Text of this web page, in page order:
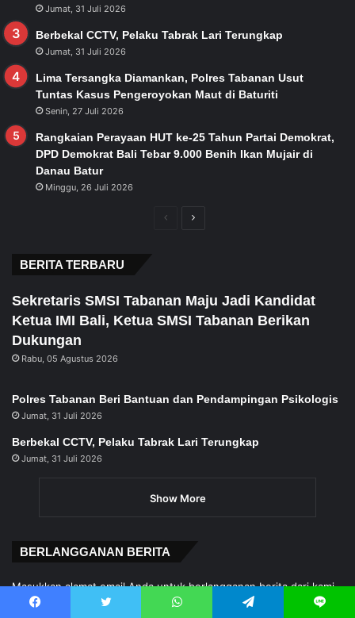
Jumat, 31 Juli 2026
Berbekal CCTV, Pelaku Tabrak Lari Terungkap
Jumat, 31 Juli 2026
Lima Tersangka Diamankan, Polres Tabanan Usut
Tuntas Kasus Pengeroyokan Maut di Baturiti
Senin, 27 Juli 2026
Rangkaian Perayaan HUT ke-25 Tahun Partai Demokrat,
DPD Demokrat Bali Tebar 9.000 Benih Ikan Mujair di
Danau Batur
Minggu, 26 Juli 2026
PreviousNext
BERITA TERBARU
Sekretaris SMSI Tabanan Maju Jadi Kandidat
Ketua IMI Bali, Ketua SMSI Tabanan Berikan
Dukungan
Rabu, 05 Agustus 2026
Polres Tabanan Beri Bantuan dan Pendampingan Psikologis
Jumat, 31 Juli 2026
Berbekal CCTV, Pelaku Tabrak Lari Terungkap
Jumat, 31 Juli 2026
Show More
BERLANGGANAN BERITA
Masukkan alamat email Anda untuk berlangganan berita dari kami.
Alamat